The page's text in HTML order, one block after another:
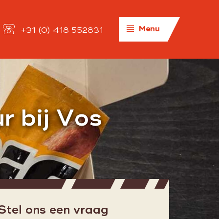
+31 (0) 418 552831 Menu
Algemeen
bij
ons
Historie
Organisatie
Kwaliteit
bij Vos
ons een vraag